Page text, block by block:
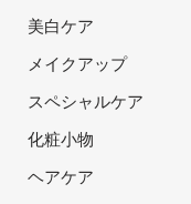
美白ケア
メイクアップ
スペシャルケア
化粧小物
ヘアケア